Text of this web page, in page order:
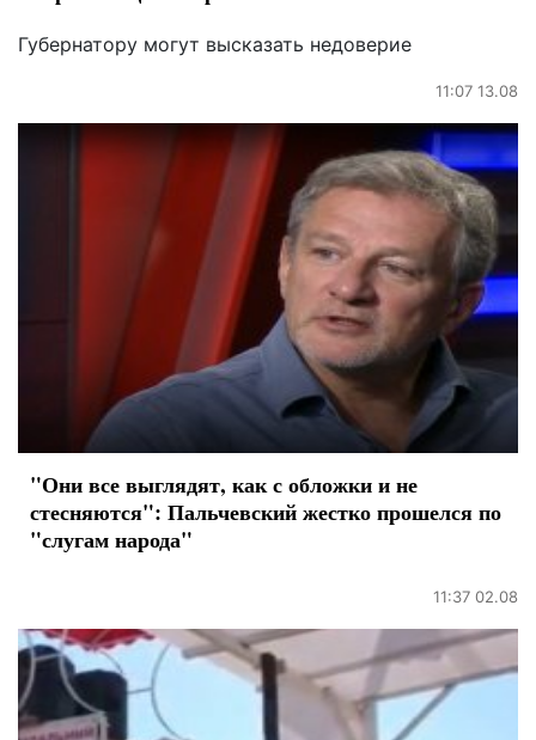
Губернатору могут высказать недоверие
11:07 13.08
"Они все выглядят, как с обложки и не
стесняются": Пальчевский жестко прошелся по
"слугам народа"
11:37 02.08